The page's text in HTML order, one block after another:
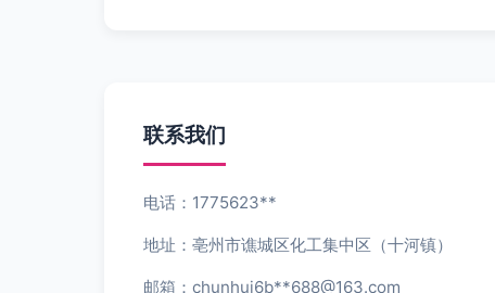
联系我们
电话：1775623**
地址：亳州市谯城区化工集中区（十河镇）
邮箱：chunhui6b**688@163.com